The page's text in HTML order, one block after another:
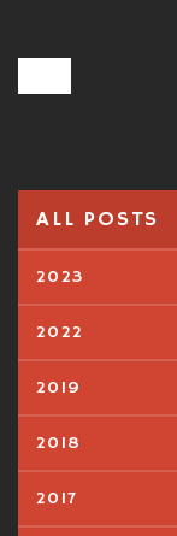
ALL POSTS
2023
2022
2019
2018
2017